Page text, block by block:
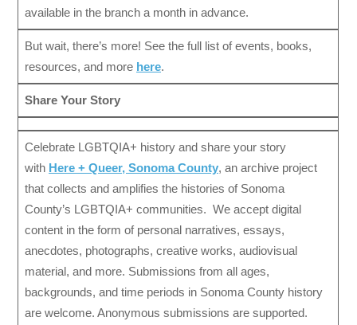
available in the branch a month in advance.
But wait, there’s more! See the full list of events, books,
resources, and more here.
Share Your Story
Celebrate LGBTQIA+ history and share your story
with Here + Queer, Sonoma County, an archive project
that collects and amplifies the histories of Sonoma
County’s LGBTQIA+ communities. We accept digital
content in the form of personal narratives, essays,
anecdotes, photographs, creative works, audiovisual
material, and more. Submissions from all ages,
backgrounds, and time periods in Sonoma County history
are welcome. Anonymous submissions are supported.